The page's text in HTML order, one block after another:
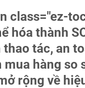
class="ez-
hóa thành
thao tác, an
mua hàng so
rộng về